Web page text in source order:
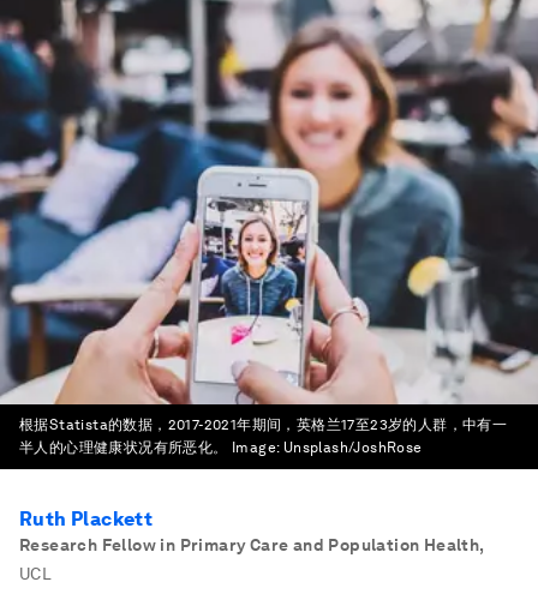
根据Statista的数据，2017-2021年期间，英格兰17至23岁的人群，中有一
半人的心理健康状况有所恶化。
Image: Unsplash/JoshRose
Ruth Plackett
Research Fellow in Primary Care and Population Health,
UCL